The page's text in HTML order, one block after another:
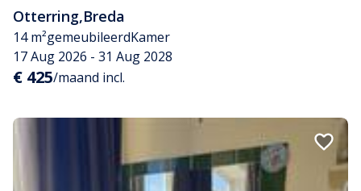
Otterring,Breda
14 m²gemeubileerdKamer
17 Aug 2026 - 31 Aug 2028
€ 425/maand incl.